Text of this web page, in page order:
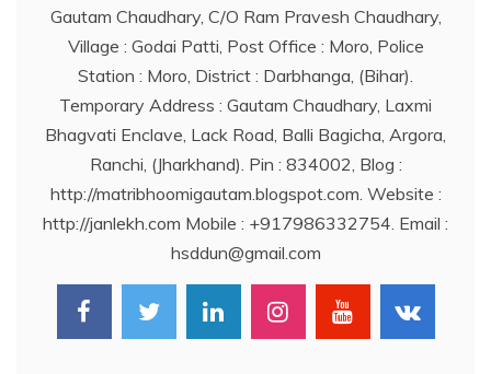
Gautam Chaudhary, C/O Ram Pravesh Chaudhary,
Village : Godai Patti, Post Office : Moro, Police
Station : Moro, District : Darbhanga, (Bihar).
Temporary Address : Gautam Chaudhary, Laxmi
Bhagvati Enclave, Lack Road, Balli Bagicha, Argora,
Ranchi, (Jharkhand). Pin : 834002, Blog :
http://matribhoomigautam.blogspot.com. Website :
http://janlekh.com Mobile : +917986332754. Email :
hsddun@gmail.com